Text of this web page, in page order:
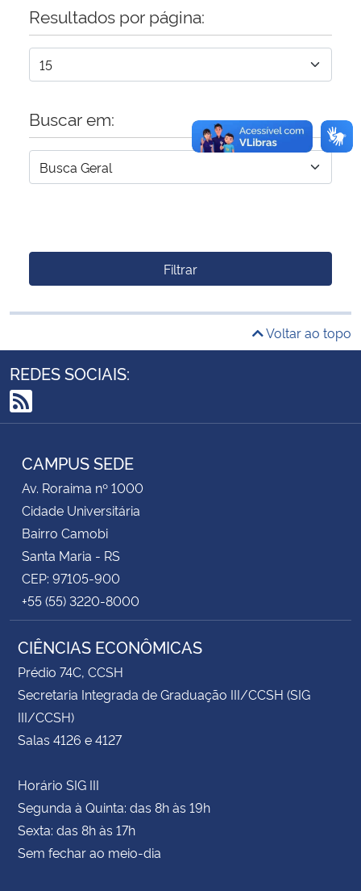
Banco Central do Brasil
Resultados por página:
Buscar em:
Filtrar
Voltar ao topo
REDES SOCIAIS:
RSS
CAMPUS SEDE
Av. Roraima nº 1000
Cidade Universitária
Bairro Camobi
Santa Maria - RS
CEP: 97105-900
+55 (55) 3220-8000
CIÊNCIAS ECONÔMICAS
Prédio 74C, CCSH
Secretaria Integrada de Graduação III/CCSH (SIG
III/CCSH)
Salas 4126 e 4127
Horário SIG III
Segunda à Quinta: das 8h às 19h
Sexta: das 8h às 17h
Sem fechar ao meio-dia